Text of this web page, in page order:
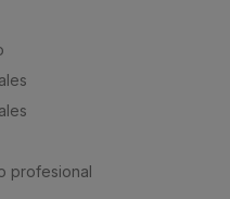
profesional